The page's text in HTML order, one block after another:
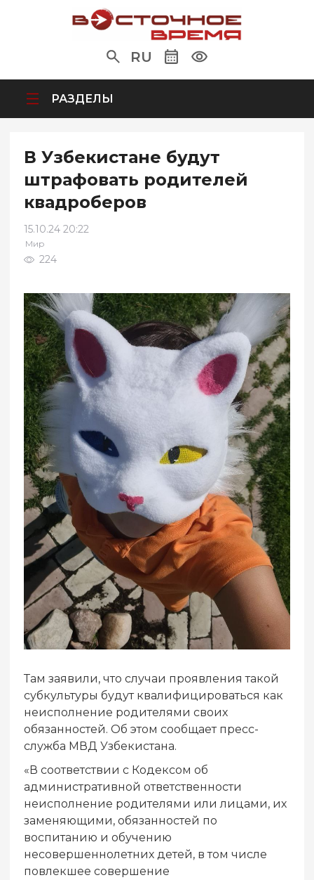
RU
РАЗДЕЛЫ
В Узбекистане будут
штрафовать родителей
квадроберов
15.10.24 20:22
Мир
224
Там заявили, что случаи проявления такой
субкультуры будут квалифицироваться как
неисполнение родителями своих
обязанностей. Об этом сообщает пресс-
служба МВД Узбекистана.
«В соответствии с Кодексом об
административной ответственности
неисполнение родителями или лицами, их
заменяющими, обязанностей по
воспитанию и обучению
несовершеннолетних детей, в том числе
повлекшее совершение